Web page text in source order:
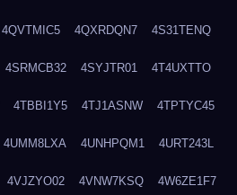
4QVTMIC5 4QXRDQN7 4S31TENQ
4SRMCB32 4SYJTR01 4T4UXTTO
4TBBI1Y5 4TJ1ASNW 4TPTYC45
4UMM8LXA 4UNHPQM1 4URT243L
4VJZYO02 4VNW7KSQ 4W6ZE1F7